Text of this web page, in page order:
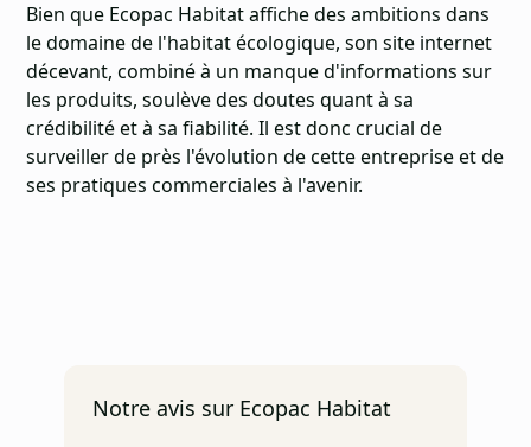
Bien que Ecopac Habitat affiche des ambitions dans
le domaine de l'habitat écologique, son site internet
décevant, combiné à un manque d'informations sur
les produits, soulève des doutes quant à sa
crédibilité et à sa fiabilité. Il est donc crucial de
surveiller de près l'évolution de cette entreprise et de
ses pratiques commerciales à l'avenir.
Notre avis sur Ecopac Habitat